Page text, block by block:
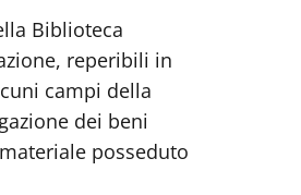
Biblioteca
reperibili in
campi della
dei beni
posseduto